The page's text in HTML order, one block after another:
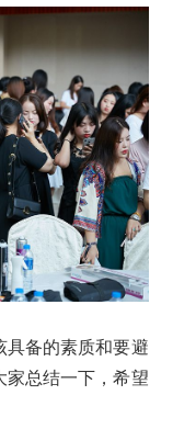
具备的素质和要避
家总结一下，希望